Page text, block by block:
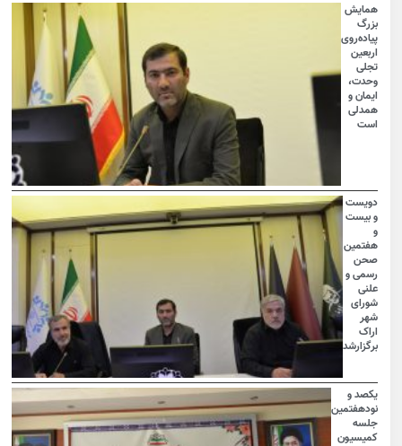
همایش
بزرگ
پیاده‌روی
اربعین
تجلی
وحدت،
ایمان و
همدلی
است
دویست
و بیست
هفتمین
صحن
رسمی و
علنی
شورای
شهر
اراک
برگزارشد
یکصد و
نودهفتمین
جلسه
کمیسیون